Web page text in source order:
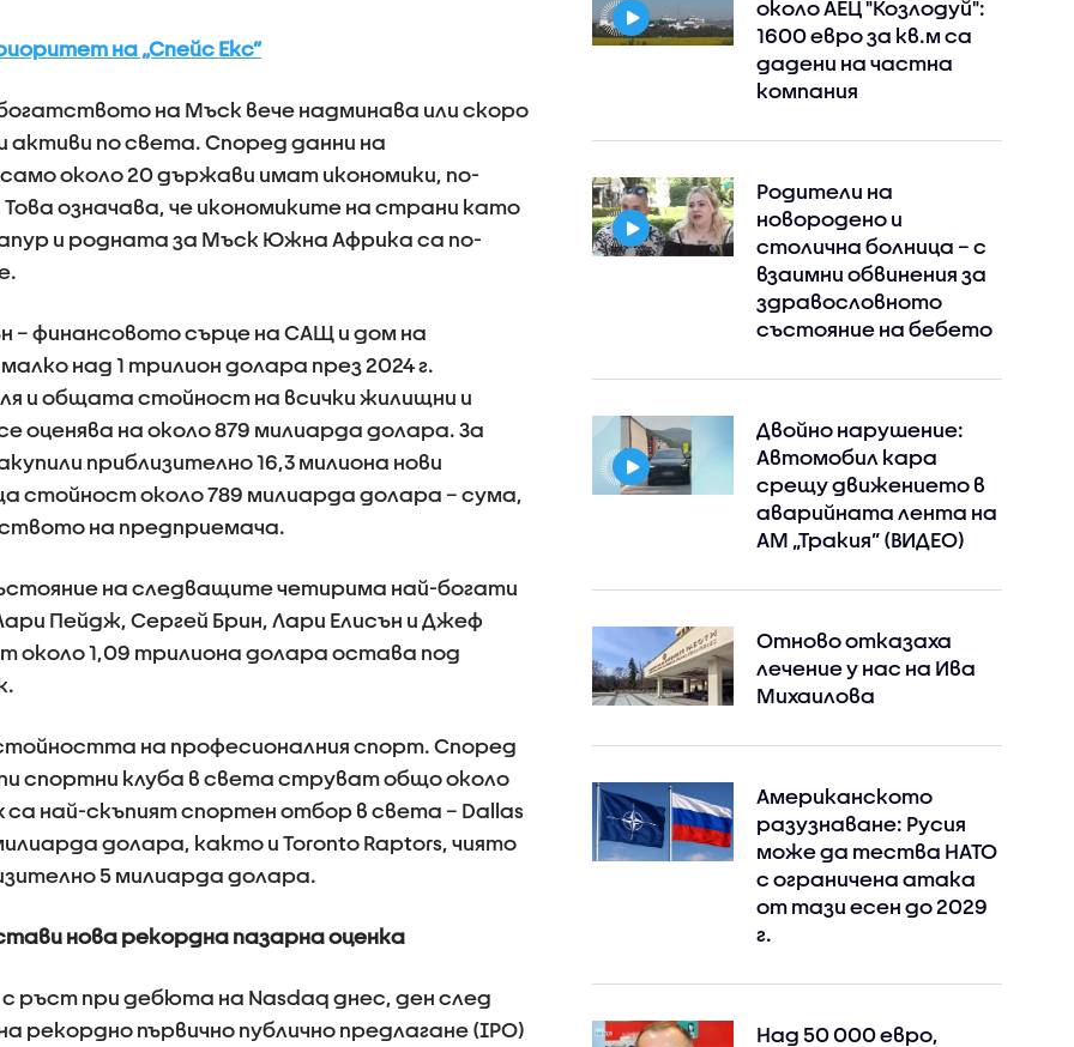
на „Спейс Екс”
на Мъск вече надминава или скоро
активи по света. Според данни на
около 20 държави имат икономики, по-
означава, че икономиките на страни като
и родната за Мъск Южна Африка са по-
– финансовото сърце на САЩ и дом на
над 1 трилион долара през 2024 г.
и общата стойност на всички жилищни и
оценява на около 879 милиарда долара. За
приблизително 16,3 милиона нови
стойност около 789 милиарда долара – сума,
на предприемача.
на следващите четирима най-богати
Пейдж, Сергей Брин, Лари Елисън и Джеф
около 1,09 трилиона долара остава под
на професионалния спорт. Според
спортни клуба в света струват общо около
най-скъпият спортен отбор в света – Dallas
долара, както и Toronto Raptors, чиято
5 милиарда долара.
нова рекордна пазарна оценка
ръст при дебюта на Nasdaq днес, ден след
рекордно първично публично предлагане (IPO)
около АЕЦ "Козлодуй":
1600 евро за кв.м са
дадени на частна
компания
Родители на
новородено и
столична болница – с
взаимни обвинения за
здравословното
състояние на бебето
Двойно нарушение:
Автомобил кара
срещу движението в
аварийната лента на
АМ „Тракия” (ВИДЕО)
Отново отказаха
лечение у нас на Ива
Михаилова
Американското
разузнаване: Русия
може да тества НАТО
с ограничена атака
от тази есен до 2029
г.
Над 50 000 евро,